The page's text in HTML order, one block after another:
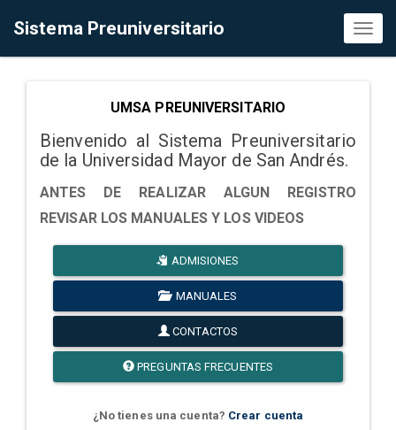
Sistema Preuniversitario
UMSA PREUNIVERSITARIO
Bienvenido al Sistema Preuniversitario
de la Universidad Mayor de San Andrés.
ANTES DE REALIZAR ALGUN REGISTRO
REVISAR LOS MANUALES Y LOS VIDEOS
ADMISIONES
MANUALES
CONTACTOS
PREGUNTAS FRECUENTES
¿No tienes una cuenta? Crear cuenta